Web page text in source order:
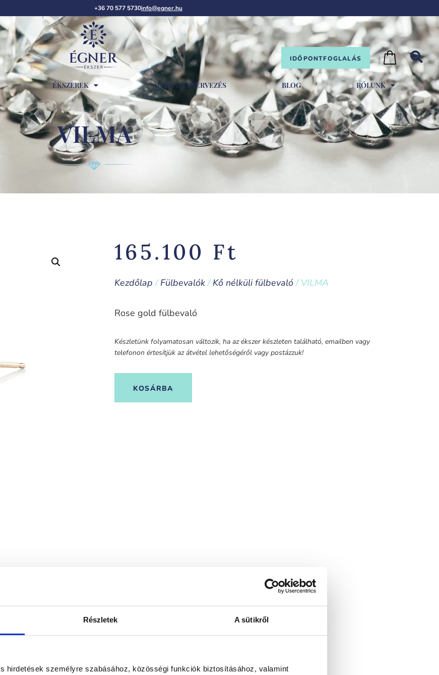
Részletek A sütikről
hirdetések személyre szabásához, közösségi funkciók biztosításához, valamint
+36 70 577 5730info@egner.hu
IDŐPONTFOGLALÁS
ÉKSZEREK 3D ÉKSZERTERVEZÉS BLOG RÓLUNK
VILMA
165.100 Ft
Kezdőlap /Fülbevalók/Kő nélküli fülbevaló/ VILMA
Rose gold fülbevaló
Készletünk folyamatosan változik, ha az ékszer készleten található, emailben vagy
telefonon értesítjük az átvétel lehetőségéről vagy postázzuk!
KOSÁRBA